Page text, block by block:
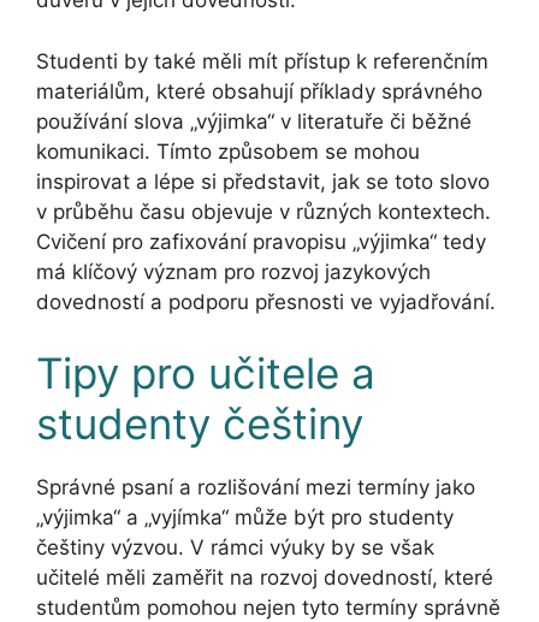
Studenti by také měli mít přístup k referenčním
materiálům, které obsahují příklady správného
používání slova „výjimka“ v literatuře či běžné
komunikaci. Tímto způsobem se mohou
inspirovat a lépe si představit, jak se toto slovo
v průběhu času objevuje v různých kontextech.
Cvičení pro zafixování pravopisu „výjimka“ tedy
má klíčový význam pro rozvoj jazykových
dovedností a podporu přesnosti ve vyjadřování.
Tipy pro učitele a
studenty češtiny
Správné psaní a rozlišování mezi termíny jako
„výjimka“ a „vyjímka“ může být pro studenty
češtiny výzvou. V rámci výuky by se však
učitelé měli zaměřit na rozvoj dovedností, které
studentům pomohou nejen tyto termíny správně